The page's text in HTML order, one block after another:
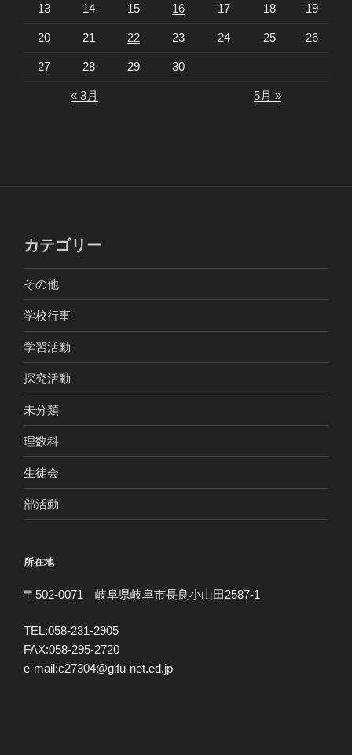
13 14 15 16 17 18 19
20 21 22 23 24 25 26
27 28 29 30
« 3月 5月 »
カテゴリー
その他
学校行事
学習活動
探究活動
未分類
理数科
生徒会
部活動
所在地
〒502-0071 岐阜県岐阜市長良小山田2587-1
TEL:058-231-2905
FAX:058-295-2720
e-mail:c27304@gifu-net.ed.jp